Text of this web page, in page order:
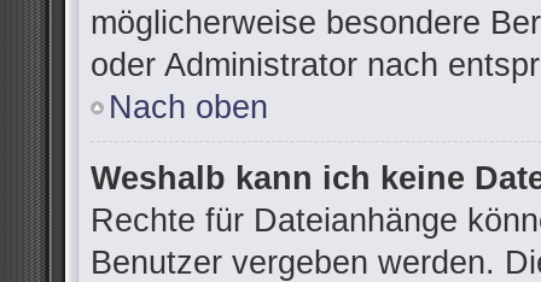
möglicherweise besondere
oder Administrator nach
Nach oben
Weshalb kann ich keine
Rechte für Dateianhänge
Benutzer vergeben werden.